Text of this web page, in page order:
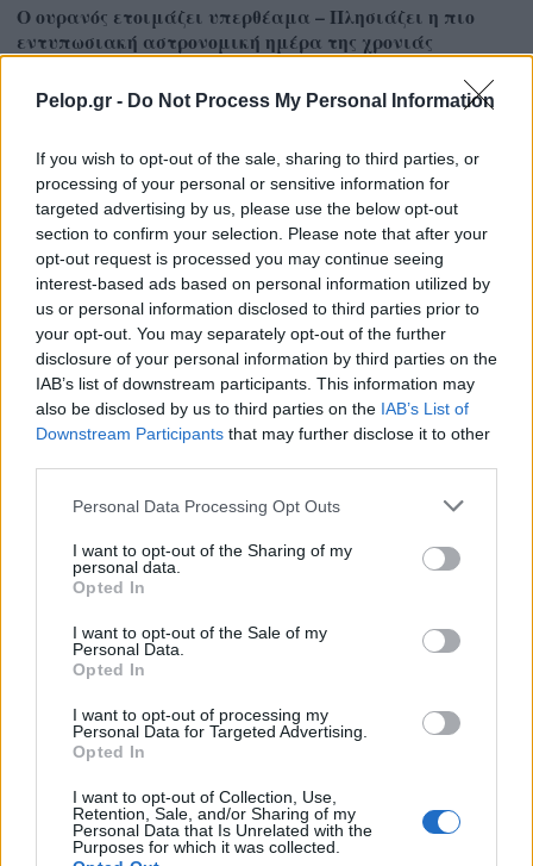
Pelop.gr - Do Not Process My Personal Information
If you wish to opt-out of the sale, sharing to third parties, or
processing of your personal or sensitive information for
targeted advertising by us, please use the below opt-out
section to confirm your selection. Please note that after your
opt-out request is processed you may continue seeing
interest-based ads based on personal information utilized by
us or personal information disclosed to third parties prior to
your opt-out. You may separately opt-out of the further
disclosure of your personal information by third parties on the
IAB’s list of downstream participants. This information may
also be disclosed by us to third parties on the IAB’s List of
Downstream Participants that may further disclose it to other
Please note that this website/app uses one or more Google
not limited to your visit or usage behaviour. You may click to
grant or deny consent to Google and its third-party tags to
use your data for below specified purposes in below Google
consent section.
Personal Data Processing Opt Outs
I want to opt-out of the Sharing of my
personal data.
Opted In
I want to opt-out of the Sale of my
Personal Data.
Opted In
I want to opt-out of processing my
Personal Data for Targeted Advertising.
Opted In
I want to opt-out of Collection, Use,
Retention, Sale, and/or Sharing of my
Personal Data that Is Unrelated with the
Purposes for which it was collected.
Ο ουρανός ετοιμάζει υπερθέαμα – Πλησιάζει η πιο
εντυπωσιακή αστρονομική ημέρα της χρονιάς
CMF Clip Pro: Τα open-ear earbuds της Nothing με θήκη
Smart Dial